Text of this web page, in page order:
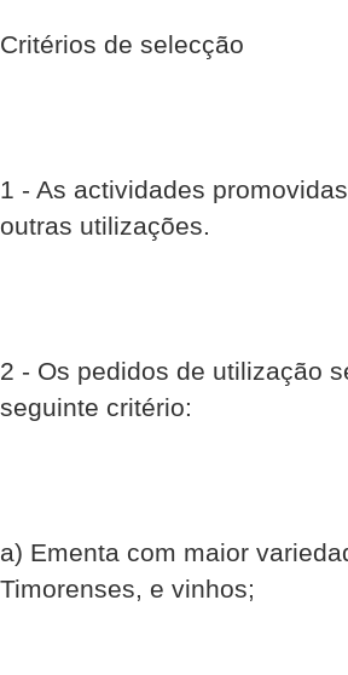
Critérios de selecção
1 - As actividades
outras utilizações.
2 - Os pedidos de utilização
seguinte critério:
a) Ementa com maior
Timorenses, e vinhos;